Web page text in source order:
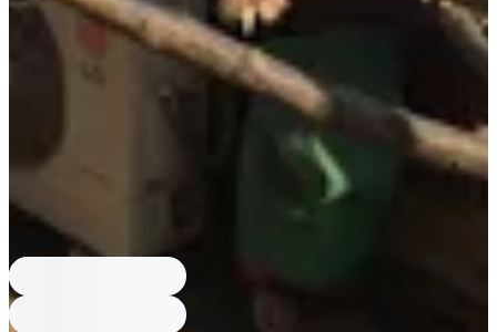
Quanto costa solo Seokpajeong?Il biglietto per solo Seokpajeong costa
₩5,500. Se vuoi anche il museo, il biglietto Seokpajeong & Seoul
Museum per adulti è ₩11,000 e per bambini ₩7,000.
Quali sono gli orari di apertura?Seokpajeong & M2 sono aperti 10:00-
17:00, M1 è 10:00-18:00. Chiuso lunedì e martedì; ultimo ingresso
un'ora prima della chiusura.
Prendere gli autobus 1020, 1711, 7016, 7018,
7022, 7212 alla Stazione Gyeongbokgung Uscita 3 e scendere a
Jahamun Tunnel Yipgu; o 1020, 1711, 7016, 7018 alla Stazione
Gwanghwamun Uscita 2 & 3 e scendere a Jahamun Tunnel Yipgu.
Un viaggio in taxi di 7 minuti dalla
Qual è l'indirizzo del museo?